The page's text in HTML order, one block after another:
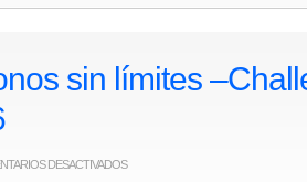
sin límites
DESACTIVADOSEN